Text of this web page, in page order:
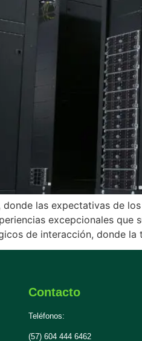
las expectativas de
excepcionales
de interacción, donde
Contacto
Teléfonos:
(57) 604 444 6462